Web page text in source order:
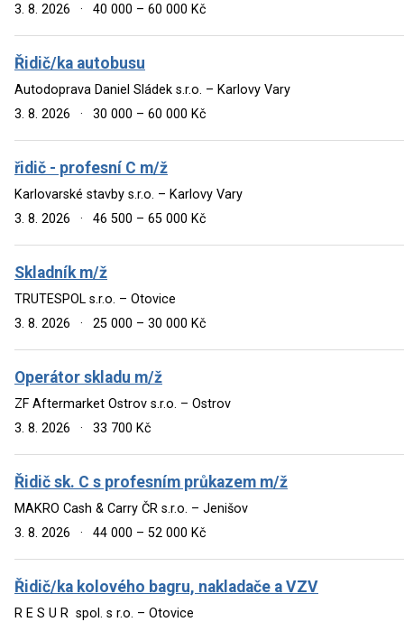
3. 8. 2026
· 40 000 – 60 000 Kč
Řidič/ka autobusu
Autodoprava Daniel Sládek s.r.o. – Karlovy Vary
3. 8. 2026
· 30 000 – 60 000 Kč
řidič - profesní C m/ž
Karlovarské stavby s.r.o. – Karlovy Vary
3. 8. 2026
· 46 500 – 65 000 Kč
Skladník m/ž
TRUTESPOL s.r.o. – Otovice
3. 8. 2026
· 25 000 – 30 000 Kč
Operátor skladu m/ž
ZF Aftermarket Ostrov s.r.o. – Ostrov
3. 8. 2026
· 33 700 Kč
Řidič sk. C s profesním průkazem m/ž
MAKRO Cash & Carry ČR s.r.o. – Jenišov
3. 8. 2026
· 44 000 – 52 000 Kč
Řidič/ka kolového bagru, nakladače a VZV
R E S U R spol. s r.o. – Otovice